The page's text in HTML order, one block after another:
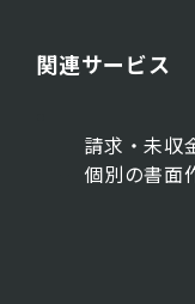
関連サービス
請求・未収
個別の書面